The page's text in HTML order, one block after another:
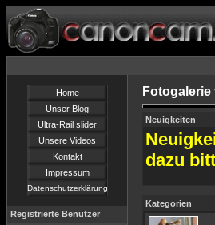
Home
Unser Blog
Ultra-Rail slider
Unsere Videos
Kontakt
Impressum
Datenschutzerklärung
Registrierte Benutzer
Neuigkeiten
dazu
Kategorien